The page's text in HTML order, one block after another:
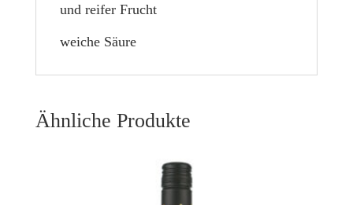
und reifer Frucht
weiche Säure
Ähnliche Produkte